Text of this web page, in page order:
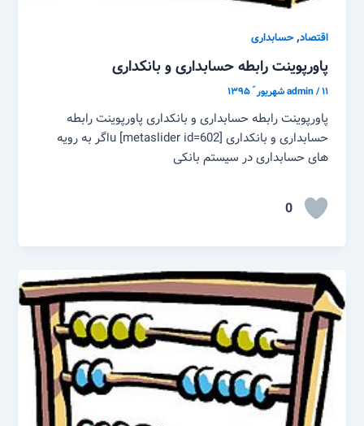
اقتصاد,حسابداری
پاورپوینت رابطه حسابداری و بانکداری
admin/۱۱ شهریور ّ ۱۳۹۵
پاورپوینت رابطه حسابداری و بانکداری پاورپوینت رابطه
حسابداری و بانکداری [metaslider id=602] uاگر به رویه
های حسابداری در سیستم بانکی
0